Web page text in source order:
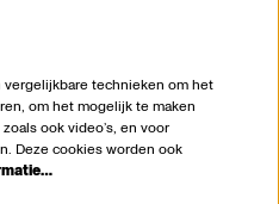
technieken om het
om het mogelijk te maken
ook video’s, en voor
Deze cookies worden ook